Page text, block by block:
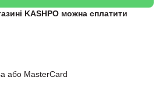
KASHPO можна сплатити
або MasterCard